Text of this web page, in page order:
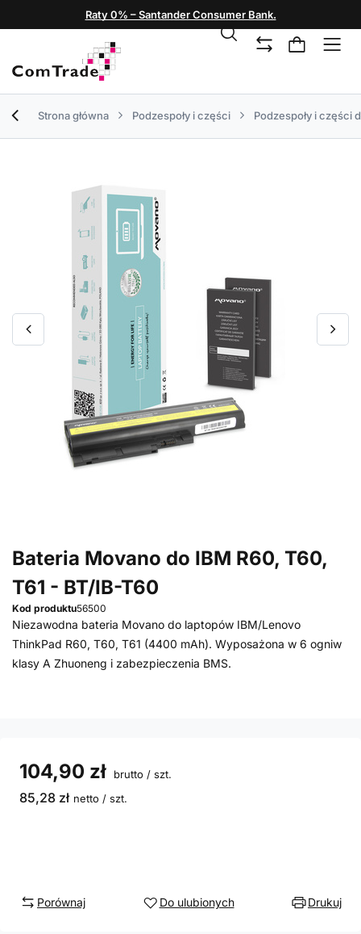
Raty 0% – Santander Consumer Bank.
Strona główna Podzespoły i części Podzespoły i części
Bateria Movano do IBM R60, T60,
T61 - BT/IB-T60
Kod produktu56500
Niezawodna bateria Movano do laptopów IBM/Lenovo
ThinkPad R60, T60, T61 (4400 mAh). Wyposażona w 6 ogniw
klasy A Zhuoneng i zabezpieczenia BMS.
104,90 zł brutto / szt.
85,28 zł netto / szt.
Porównaj Do ulubionych Drukuj